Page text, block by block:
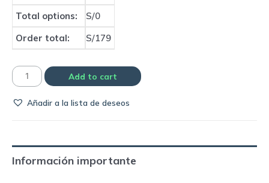
Total options:
S/0
Order total:
S/179
Camiseta
1992
Kappa
quantity
Add to cart
Añadir a la lista de deseos
Información importante